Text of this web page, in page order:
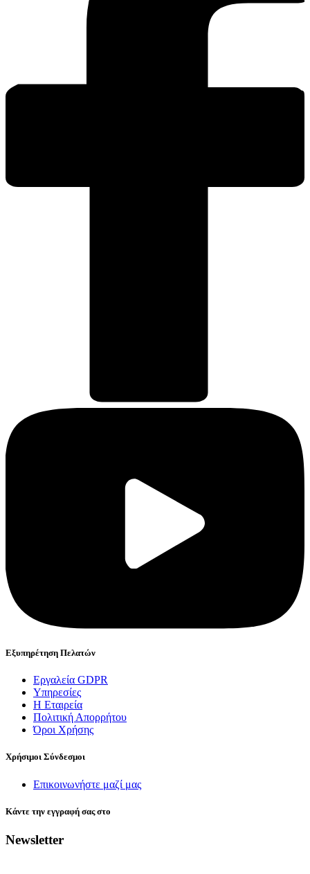
Εξυπηρέτηση Πελατών
Εργαλεία GDPR
Υπηρεσίες
Η Εταιρεία
Πολιτική Απορρήτου
Όροι Χρήσης
Χρήσιμοι Σύνδεσμοι
Επικοινωνήστε μαζί μας
Κάντε την εγγραφή σας στο
Newsletter